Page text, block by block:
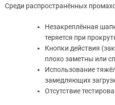
Среди распространённых
Незакреплённая
теряется при
Кнопки действия
плохо заметны или
Использование
замедляющих
Отсутствие